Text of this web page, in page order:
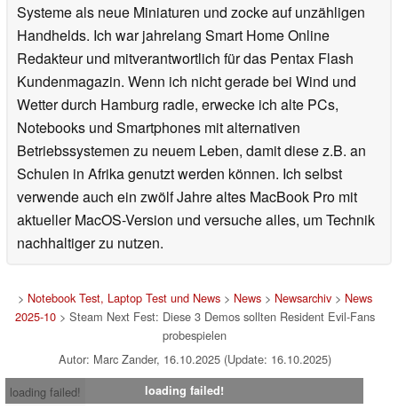
Systeme als neue Miniaturen und zocke auf unzähligen
Handhelds. Ich war jahrelang Smart Home Online
Redakteur und mitverantwortlich für das Pentax Flash
Kundenmagazin. Wenn ich nicht gerade bei Wind und
Wetter durch Hamburg radle, erwecke ich alte PCs,
Notebooks und Smartphones mit alternativen
Betriebssystemen zu neuem Leben, damit diese z.B. an
Schulen in Afrika genutzt werden können. Ich selbst
verwende auch ein zwölf Jahre altes MacBook Pro mit
aktueller MacOS-Version und versuche alles, um Technik
nachhaltiger zu nutzen.
> Notebook Test, Laptop Test und News> News> Newsarchiv> News
2025-10> Steam Next Fest: Diese 3 Demos sollten Resident Evil-Fans
probespielen
Autor: Marc Zander, 16.10.2025 (Update: 16.10.2025)
loading failed!
loading failed!